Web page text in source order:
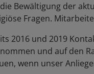
Bewältigung der
Fragen.
2016 und 2019
und auf den
wenn unser